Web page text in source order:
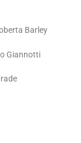
Barley
Giannotti